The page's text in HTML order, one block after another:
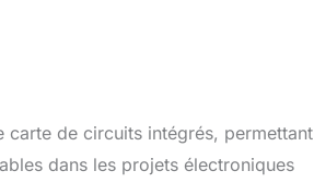
de circuits intégrés, permettant
dans les projets électroniques